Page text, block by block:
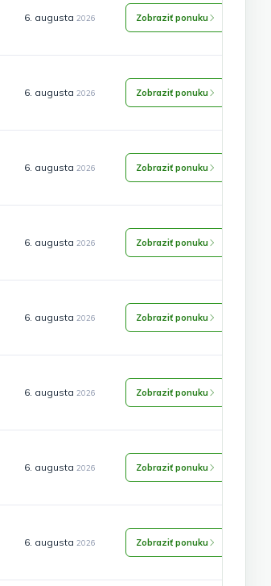
6. augusta 2026 Zobraziť ponuku
6. augusta 2026 Zobraziť ponuku
6. augusta 2026 Zobraziť ponuku
6. augusta 2026 Zobraziť ponuku
6. augusta 2026 Zobraziť ponuku
6. augusta 2026 Zobraziť ponuku
6. augusta 2026 Zobraziť ponuku
6. augusta 2026 Zobraziť ponuku